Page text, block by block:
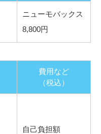
ニューモバックス
8,800円
費用など
（税込）
自己負担額